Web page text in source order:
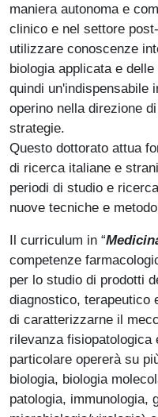
maniera autonoma e
clinico e nel settore
utilizzare conoscenze
biologia applicata e
quindi un'indispensabile
operino nella direzione
strategie.
Questo dottorato attua
di ricerca italiane e
periodi di studio e
nuove tecniche e
Il curriculum in “
competenze
per lo studio di prodotti
diagnostico, terapeutico
di caratterizzarne il
rilevanza
particolare opererà su
biologia, biologia
patologia, immunologia,